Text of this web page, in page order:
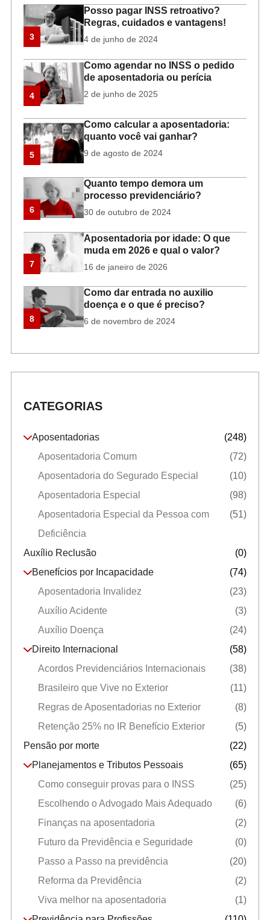
3
Posso pagar INSS retroativo?
Regras, cuidados e vantagens!
4 de junho de 2024
4
Como agendar no INSS o pedido
de aposentadoria ou perícia
2 de junho de 2025
5
Como calcular a aposentadoria:
quanto você vai ganhar?
9 de agosto de 2024
6
Quanto tempo demora um
processo previdenciário?
30 de outubro de 2024
7
Aposentadoria por idade: O que
muda em 2026 e qual o valor?
16 de janeiro de 2026
8
Como dar entrada no auxilio
doença e o que é preciso?
6 de novembro de 2024
CATEGORIAS
Aposentadorias
(248)
Aposentadoria Comum
(72)
Aposentadoria do Segurado Especial
(10)
Aposentadoria Especial
(98)
Aposentadoria Especial da Pessoa com
Deficiência
(51)
Auxílio Reclusão
(0)
Benefícios por Incapacidade
(74)
Aposentadoria Invalidez
(23)
Auxílio Acidente
(3)
Auxílio Doença
(24)
Direito Internacional
(58)
Acordos Previdenciários Internacionais
(38)
Brasileiro que Vive no Exterior
(11)
Regras de Aposentadorias no Exterior
(8)
Retenção 25% no IR Benefício Exterior
(5)
Pensão por morte
(22)
Planejamentos e Tributos Pessoais
(65)
Como conseguir provas para o INSS
(25)
Escolhendo o Advogado Mais Adequado
(6)
Finanças na aposentadoria
(2)
Futuro da Previdência e Seguridade
(0)
Passo a Passo na previdência
(20)
Reforma da Previdência
(2)
Viva melhor na aposentadoria
(1)